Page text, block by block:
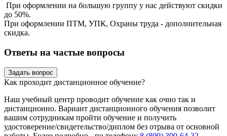
При оформлении на большую группу у нас действуют скидки
до 50%.
При оформлении ПТМ, УПК, Охраны труда - дополнительная
скидка.
Ответы на частые вопросы
Задать вопрос
Как проходит дистанционное обучение?
Наш учебный центр проводит обучение как очно так и
дистанционно. Вариант дистанционного обучения позволит
вашим сотрудникам пройти обучение и получить
удостоверение/свидетельство/диплом без отрыва от основной